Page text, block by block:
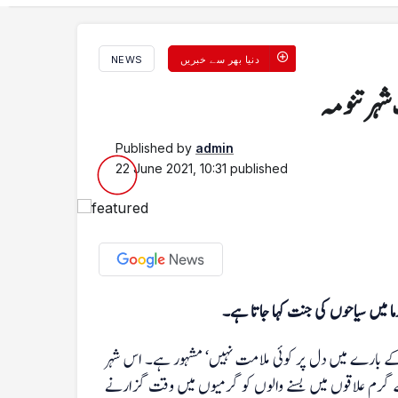
NEWS دنیا بھر سے خبریں
تنومہ
Published by admin
22 June 2021, 10:31 published
سیاحوں کی جنت کہا جاتا ہے۔
کے بارے میں دل پر کوئی ملامت نہیں‘ مشہور ہے۔ اس شہر
علاقوں میں بسنے والوں کو گرمیوں میں وقت گزارنے